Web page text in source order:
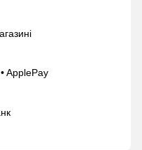
ApplePay